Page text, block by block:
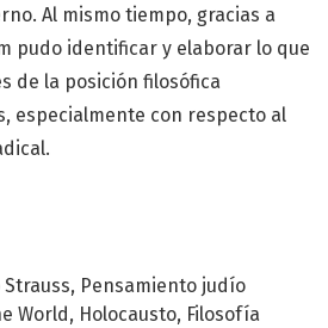
Strauss
Pensamiento judío
World Holocausto Filosofía
Al mismo tiempo, gracias a
pudo identificar y elaborar lo que
de la posición filosófica
especialmente con respecto al